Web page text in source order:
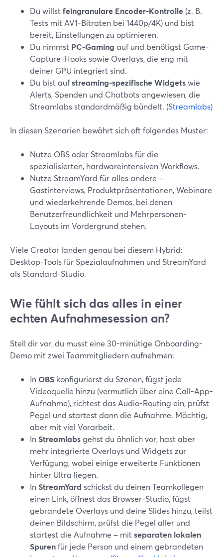
Du willstfeingranulare Encoder-Kontrolle (z. B.
Tests mit AV1-Bitraten bei 1440p/4K) und bist
bereit, Einstellungen zu optimieren.
Du nimmst PC-Gaming auf und benötigst Game-
Capture-Hooks sowie Overlays, die eng mit
deiner GPU integriert sind.
Du bist aufstreaming-spezifische Widgetswie
Alerts, Spenden und Chatbots angewiesen, die
Streamlabs standardmäßig bündelt. (Streamlabs)
In diesen Szenarien bewährt sich oft folgendes Muster:
Nutze OBS oder Streamlabs für die
spezialisierten, hardwareintensiven Workflows.
Nutze StreamYard für alles andere –
Gastinterviews, Produktpräsentationen, Webinare
und wiederkehrende Demos, bei denen
Benutzerfreundlichkeit und Mehrpersonen-
Layouts im Vordergrund stehen.
Viele Creator landen genau bei diesem Hybrid:
Desktop-Tools für Spezialaufnahmen und StreamYard
als Standard-Studio.
Wie fühlt sich das alles in einer
echten Aufnahmesession an?
Stell dir vor, du musst eine 30-minütige Onboarding-
Demo mit zwei Teammitgliedern aufnehmen:
InOBS konfigurierst du Szenen, fügst jede
Videoquelle hinzu (vermutlich über eine Call-App-
Aufnahme), richtest das Audio-Routing ein, prüfst
Pegel und startest dann die Aufnahme. Mächtig,
aber mit viel Vorarbeit.
InStreamlabsgehst du ähnlich vor, hast aber
mehr integrierte Overlays und Widgets zur
Verfügung, wobei einige erweiterte Funktionen
hinter Ultra liegen.
InStreamYard schickst du deinen Teamkollegen
einen Link, öffnest das Browser-Studio, fügst
gebrandete Overlays und deine Slides hinzu, teilst
deinen Bildschirm, prüfst die Pegel aller und
startest die Aufnahme – mitseparaten lokalen
Spurenfür jede Person und einem gebrandeten